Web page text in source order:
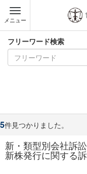
メニュー
フリーワード検索
5件見つかりました。
新・類型別会社訴
新株発行に関する